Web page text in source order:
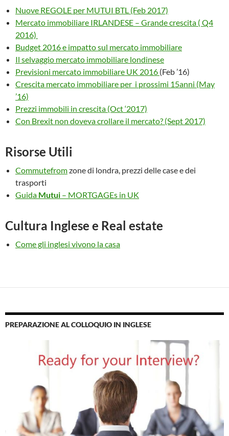
Nuove REGOLE per MUTUI BTL (Feb 2017)
Mercato immobiliare IRLANDESE – Grande crescita ( Q4
2016)
Budget 2016 e impatto sul mercato immobiliare
Il selvaggio mercato immobiliare londinese
Previsioni mercato immobiliare UK 2016 (Feb ’16)
Crescita mercato immobiliare per i prossimi 15anni (May
’16)
Prezzi immobili in crescita (Oct ‘2017)
Con Brexit non doveva crollare il mercato? (Sept 2017)
Risorse Utili
Commutefromzone di londra, prezzi delle case e dei
trasporti
Guida Mutui – MORTGAGEs in UK
Cultura Inglese e Real estate
Come gli inglesi vivono la casa
PREPARAZIONE AL COLLOQUIO IN INGLESE